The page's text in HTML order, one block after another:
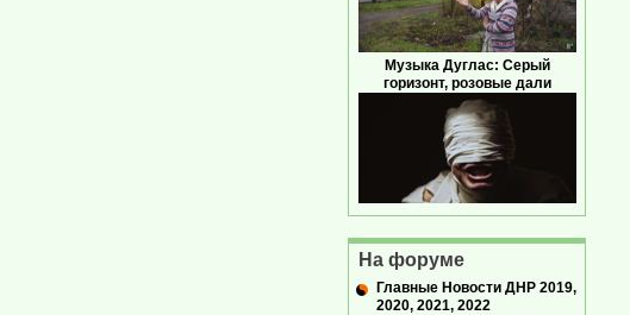
Музыка Дуглас: Серый
горизонт, розовые дали
На форуме
Главные Новости ДНР 2019,
2020, 2021, 2022